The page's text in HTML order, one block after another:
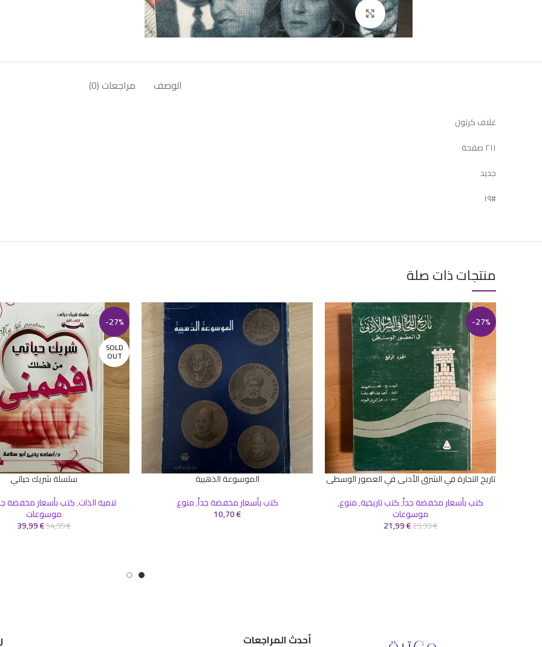
Click to enlarge
الوصف مراجعات (0)
غلاف كرتون
٢١١ صفحة
جديد
#١٩
منتجات ذات صلة
-27%
إضافة إلى السلة
تاريخ التجارة في الشرق الأدنى في العصور الوسطى
كتب بأسعار مخفضة جداً,كتب تاريخية,منوع,
موسوعات
29,99€
21,99€
الموسوعة الذهبية
كتب بأسعار مخفضة جداً,منوع
10,70€
-27%
SOLD
OUT
سلسلة شريك حياتي
تنمية الذات,كتب بأسعار مخفضة
موسوعات
54,99€
39,99€
أحدث المراجعات